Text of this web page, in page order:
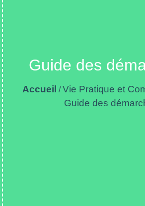
Guide des
Accueil /Vie Pratique et
Guide des